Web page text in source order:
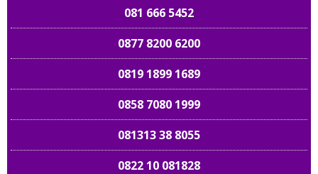
081 666 5452
0877 8200 6200
0819 1899 1689
0858 7080 1999
081313 38 8055
0822 10 081828